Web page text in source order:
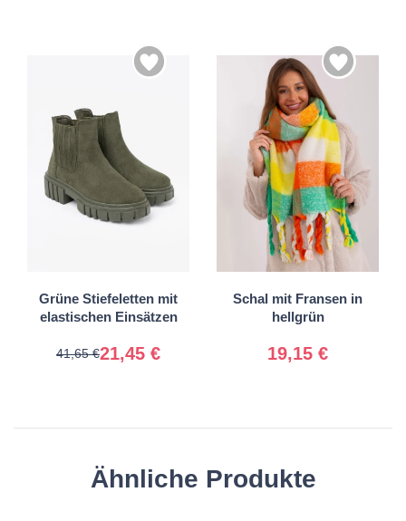
Grüne Stiefeletten mit
elastischen Einsätzen
21,45 €
41,65 €
36 37
Schal mit Fransen in
hellgrün
19,15 €
Ähnliche Produkte